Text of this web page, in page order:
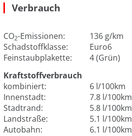
Verbrauch
CO2-Emissionen:
136 g/km
Schadstoffklasse:
Euro6
Feinstaubplakette:
4 (Grün)
Kraftstoffverbrauch
kombiniert:
6 l/100km
Innenstadt:
7.8 l/100km
Stadtrand:
5.8 l/100km
Landstraße:
5.1 l/100km
Autobahn:
6.1 l/100km